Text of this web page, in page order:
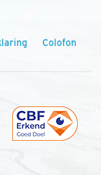
Colofon